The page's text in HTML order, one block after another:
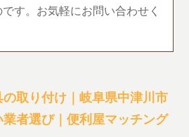
す。お気軽にお問い合わせく
取り付け｜岐阜県中津川市
者選び｜便利屋マッチング